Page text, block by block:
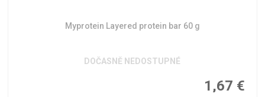
Myprotein Layered protein bar 60 g
DOČASNĚ NEDOSTUPNÉ
1,67 €